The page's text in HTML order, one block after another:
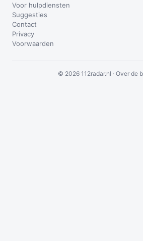
Voor hulpdiensten
Suggesties
Contact
Privacy
Voorwaarden
© 2026 112radar.nl · Over de